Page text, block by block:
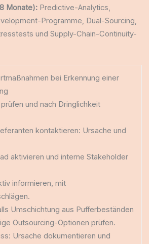
Monate): Predictive-Analytics,
Programme, Dual-Sourcing,
und Supply-Chain-Continuity-
bei Erkennung einer
und nach Dringlichkeit
kontaktieren: Ursache und
aktivieren und interne Stakeholder
informieren, mit
Umschichtung aus Pufferbeständen
Outsourcing-Optionen prüfen.
Ursache dokumentieren und